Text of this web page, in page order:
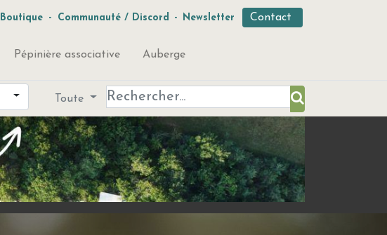
Boutique - Communauté / Discord - Newsletter Contact
Pépinière associative Auberge
Toute